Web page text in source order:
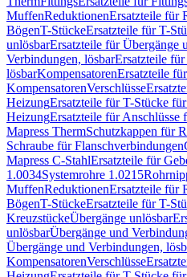
MuffenReduktionenErsatzteile für
BögenT-StückeErsatzteile für T-
unlösbarErsatzteile für Übergänge
Verbindungen, lösbarErsatzteile
lösbarKompensatorenErsatzteile für
KompensatorenVerschlüsse
HeizungErsatzteile für T-Stücke
HeizungErsatzteile für Anschlüsse
Mapress ThermSchutzkappen für
Schraube für Flanschverbindungen
Mapress C-StahlErsatzteile für
1.0034Systemrohre 1.0215
MuffenReduktionenErsatzteile für
BögenT-StückeErsatzteile für T-
KreuzstückeÜbergänge unlösbar
unlösbarÜbergänge und
Übergänge und Verbindungen,
KompensatorenVerschlüsse